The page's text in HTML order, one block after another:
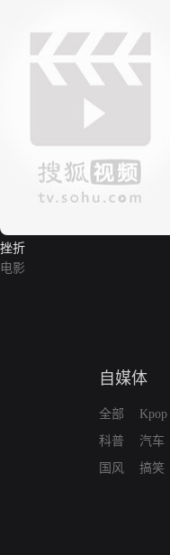
挫折
电影
自媒体
全部
科普
国风
Kpop
汽车
搞笑